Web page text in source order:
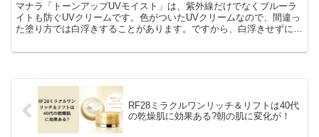
マナラ「トーンアップUVモイスト」は、紫外線だけでなくブルーラ
イトも防ぐUVクリームです。色がついたUVクリームなので、間違っ
た塗り方では白浮きすることがあります。ですから、白浮きせずに綺
り方は、「１回分の量を2回に分けて塗る」です。使い方の動画があ
RF28ミラクルワンリッチ＆リフトは40代
の乾燥肌に効果ある?朝の肌に変化が！